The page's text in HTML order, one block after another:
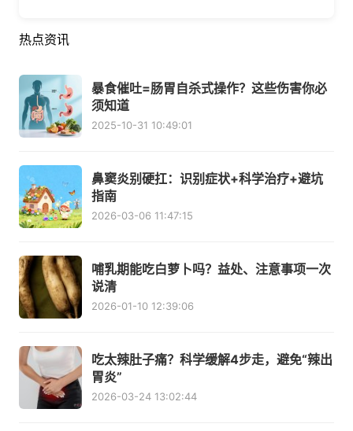
热点资讯
暴食催吐=肠胃自杀式操作？这些伤害你必
须知道
2025-10-31 10:49:01
鼻窦炎别硬扛：识别症状+科学治疗+避坑
指南
2026-03-06 11:47:15
哺乳期能吃白萝卜吗？益处、注意事项一次
说清
2026-01-10 12:39:06
吃太辣肚子痛？科学缓解4步走，避免“辣出
胃炎”
2026-03-24 13:02:44